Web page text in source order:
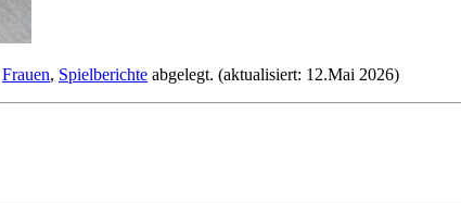
Frauen, Spielberichte abgelegt. (aktualisiert: 12.Mai 2026)